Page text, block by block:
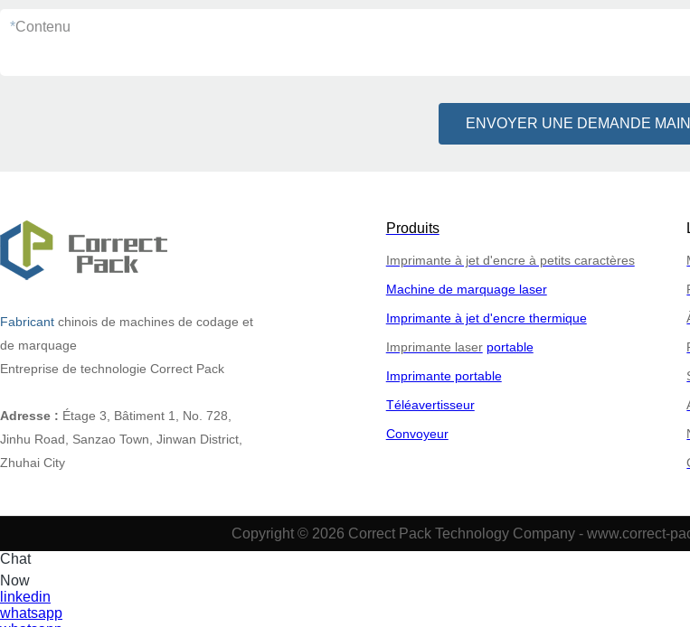
*Contenu
ENVOYER UNE DEMANDE
Fabricant chinois de machines de codage et
de marquage
Entreprise de technologie Correct Pack
Adresse : Étage 3, Bâtiment 1, No. 728,
Jinhu Road, Sanzao Town, Jinwan District,
Zhuhai City
Produits
Imprimante à jet d'encre à petits caractères
Machine de marquage laser
Imprimante à jet d'encre thermique
Imprimante laser portable
Imprimante portable
Téléavertisseur
Convoyeur
Copyright © 2026 Correct Pack Technology Company - www.correct-
Chat
Now
linkedin
whatsapp